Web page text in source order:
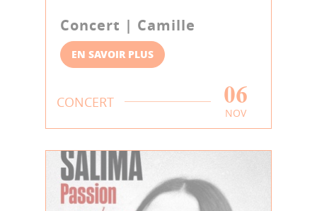
Concert | Camille
EN SAVOIR PLUS
CONCERT 06
NOV